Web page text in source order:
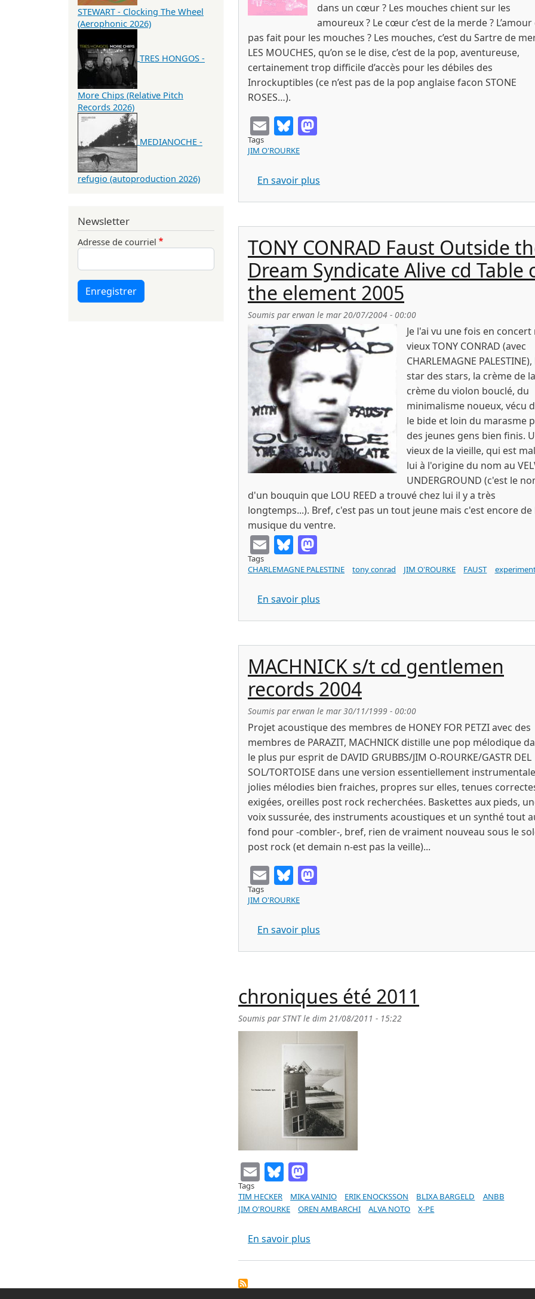
dans un cœur ? Les mouches chient sur les
amoureux ? Le cœur c’est de la merde ? L’amour
pas fait pour les mouches ? Les mouches, c’est du Sartre de
LES MOUCHES, qu’on se le dise, c’est de la pop, aventureuse,
certainement trop difficile d’accès pour les débiles des
Inrockuptibles (ce n’est pas de la pop anglaise facon STONE
ROSES…).
EmailBluesky
Tags
JIM O'ROURKE
En savoir plus
TONY CONRAD Faust Outside
Dream Syndicate Alive cd Table
the element 2005
Soumis parerwan le mar 20/07/2004 - 00:00
Je l'ai vu une fois en concert
vieux TONY CONRAD (avec
CHARLEMAGNE PALESTINE),
star des stars, la crème de la
crème du violon bouclé, du
minimalisme noueux, vécu
le bide et loin du marasme
des jeunes gens bien finis.
vieux de la vieille, qui est
lui à l'origine du nom au
UNDERGROUND (c'est le
d'un bouquin que LOU REED a trouvé chez lui il y a très
longtemps...). Bref, c'est pas un tout jeune mais c'est encore de
musique du ventre.
EmailBluesky
Tags
CHARLEMAGNE PALESTINE
tony conrad JIM O'ROURKE FAUST
En savoir plus
MACHNICK s/t cd gentlemen
records 2004
Soumis parerwan le mar 30/11/1999 - 00:00
Projet acoustique des membres de HONEY FOR PETZI avec des
membres de PARAZIT, MACHNICK distille une pop mélodique
le plus pur esprit de DAVID GRUBBS/JIM O-ROURKE/GASTR DEL
SOL/TORTOISE dans une version essentiellement
jolies mélodies bien fraiches, propres sur elles, tenues
exigées, oreilles post rock recherchées. Baskettes aux pieds,
voix sussurée, des instruments acoustiques et un synthé tout
fond pour -combler-, bref, rien de vraiment nouveau sous le
post rock (et demain n-est pas la veille)...
EmailBluesky
Tags
JIM O'ROURKE
En savoir plus
chroniques été 2011
Soumis parSTNTle dim 21/08/2011 - 15:22
EmailBluesky
Tags
TIM HECKER
MIKA VAINIO ERIK ENOCKSSON BLIXA BARGELD
ANBB
JIM O'ROURKE
OREN AMBARCHI ALVA NOTO X-PE
En savoir plus
STEWART - Clocking The Wheel
(Aerophonic 2026)
TRES HONGOS -
More Chips (Relative Pitch
Records 2026)
MEDIANOCHE -
refugio (autoproduction 2026)
Newsletter
Adresse de courriel
Enregistrer